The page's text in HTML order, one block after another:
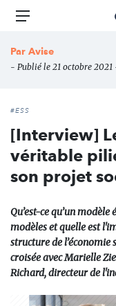
Aller
principal
Menu
Par Avise
- Publié le 21 octobre
#ESS
[Interview]
véritable
son projet
Qu’est-ce qu’un
modèles et quelle est
structure de l’économie
croisée avec Marielle
Richard, directeur de